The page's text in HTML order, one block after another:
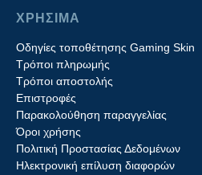
ΧΡΗΣΙΜΑ
Οδηγίες τοποθέτησης Gaming Skin
Τρόποι πληρωμής
Τρόποι αποστολής
Επιστροφές
Παρακολούθηση παραγγελίας
Όροι χρήσης
Πολιτική Προστασίας Δεδομένων
Ηλεκτρονική επίλυση διαφορών